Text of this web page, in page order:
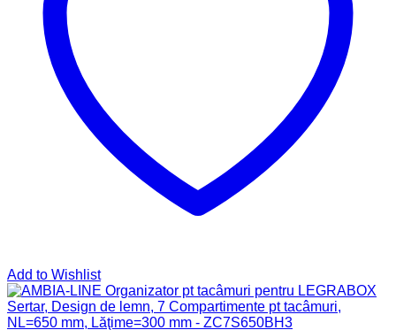
Add to Wishlist